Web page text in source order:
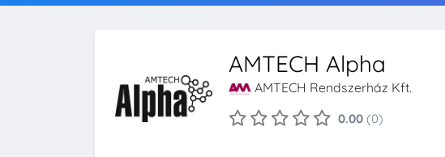
AMTECH Alpha
AMTECH Rendszerház Kft.
0.00 (0)